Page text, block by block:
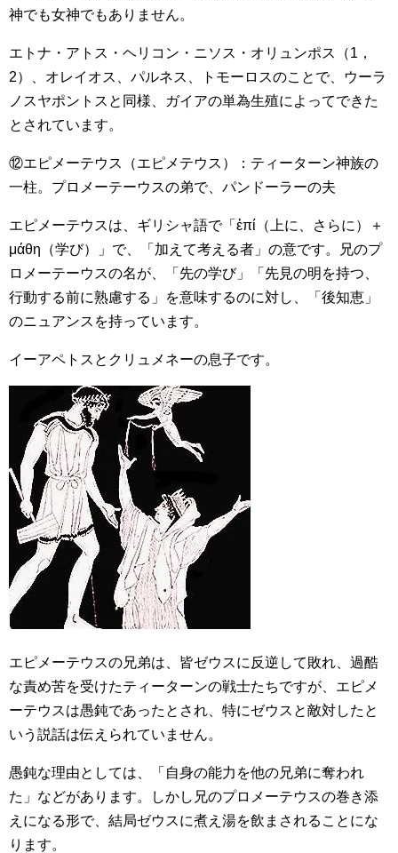
神でも女神でもありません。
エトナ・アトス・ヘリコン・ニソス・オリュンポス（1，
2）、オレイオス、パルネス、トモーロスのことで、ウーラ
ノスヤポントスと同様、ガイアの単為生殖によってできた
とされています。
⑫エピメーテウス（エピメテウス）：ティーターン神族の
一柱。プロメーテーウスの弟で、パンドーラーの夫
エピメーテウスは、ギリシャ語で「ἐπί（上に、さらに）＋
μάθη（学び）」で、「加えて考える者」の意です。兄のプ
ロメーテーウスの名が、「先の学び」「先見の明を持つ、
行動する前に熟慮する」を意味するのに対し、「後知恵」
のニュアンスを持っています。
イーアペトスとクリュメネーの息子です。
エピメーテウスの兄弟は、皆ゼウスに反逆して敗れ、過酷
な責め苦を受けたティーターンの戦士たちですが、エピメ
ーテウスは愚鈍であったとされ、特にゼウスと敵対したと
いう説話は伝えられていません。
愚鈍な理由としては、「自身の能力を他の兄弟に奪われ
た」などがあります。しかし兄のプロメーテウスの巻き添
えになる形で、結局ゼウスに煮え湯を飲まされることにな
ります。